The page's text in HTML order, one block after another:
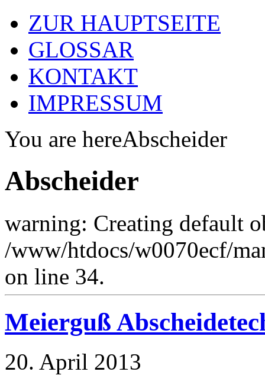
ZUR HAUPTSEITE
GLOSSAR
KONTAKT
IMPRESSUM
You are hereAbscheider
Abscheider
warning: Creating default
/www/htdocs/w0070ecf/
on line 34.
Meierguß
20. April 2013